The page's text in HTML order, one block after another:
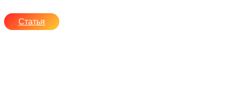
Статья